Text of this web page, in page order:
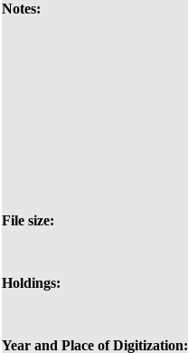
Notes:
File size:
Holdings:
Year and Place of Digitization: